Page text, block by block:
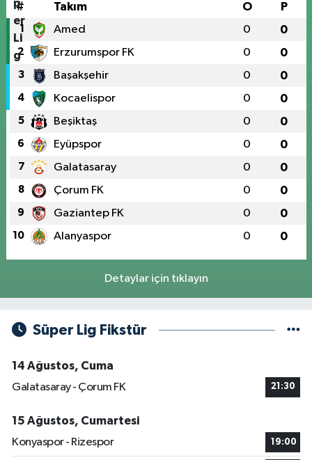
# Takım O P
1 Amed 0 0
2 Erzurumspor FK 0 0
3 Başakşehir 0 0
4 Kocaelispor 0 0
5 Beşiktaş 0 0
6 Eyüpspor 0 0
7 Galatasaray 0 0
8 Çorum FK 0 0
9 Gaziantep FK 0 0
10 Alanyaspor 0 0
Detaylar için tıklayın
Süper Lig Fikstür
14 Ağustos, Cuma
Galatasaray - Çorum FK
21:30
15 Ağustos, Cumartesi
Konyaspor - Rizespor
19:00